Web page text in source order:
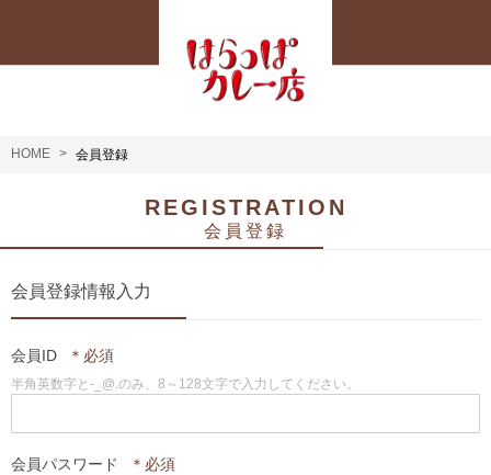
HOME 会員登録
REGISTRATION
会員登録
会員登録情報入力
会員ID
半角英数字と-_@.のみ、8～128文字で入力してください。
会員パスワード